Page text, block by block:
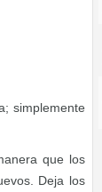
simplemente
que los
Deja los